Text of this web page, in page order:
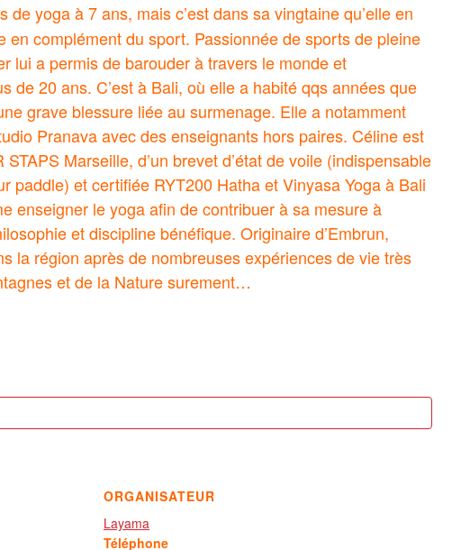
de yoga à 7 ans, mais c’est dans sa vingtaine qu’elle en
en complément du sport. Passionnée de sports de pleine
lui a permis de barouder à travers le monde et
de 20 ans. C’est à Bali, où elle a habité qqs années que
grave blessure liée au surmenage. Elle a notamment
Pranava avec des enseignants hors paires. Céline est
STAPS Marseille, d’un brevet d’état de voile (indispensable
paddle) et certifiée RYT200 Hatha et Vinyasa Yoga à Bali
enseigner le yoga afin de contribuer à sa mesure à
et discipline bénéfique. Originaire d’Embrun,
la région après de nombreuses expériences de vie très
et de la Nature surement…
ORGANISATEUR
Layama
Téléphone